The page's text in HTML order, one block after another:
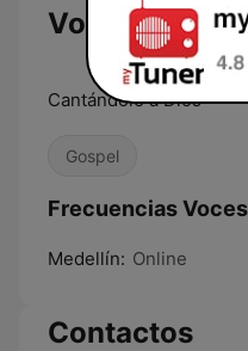
Voces
Cantándole a Dios
Gospel
Frecuencias
Medellín: Online
Contactos